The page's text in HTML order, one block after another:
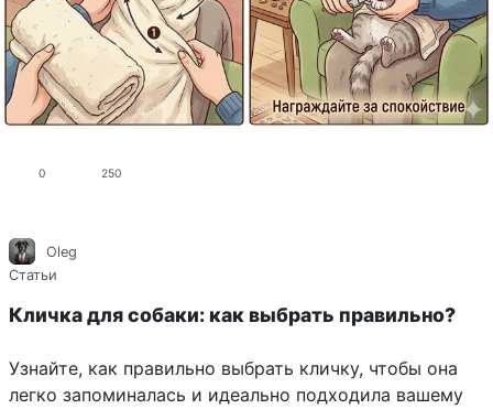
0 250
Oleg
Статьи
Кличка для собаки: как выбрать правильно?
Узнайте, как правильно выбрать кличку, чтобы она
легко запоминалась и идеально подходила вашему